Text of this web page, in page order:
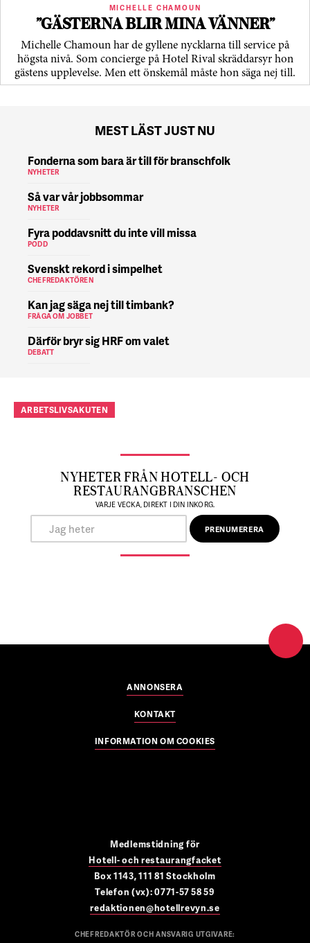
MICHELLE CHAMOUN
”GÄSTERNA BLIR MINA VÄNNER”
Michelle Chamoun har de gyllene nycklarna till service på
högsta nivå. Som concierge på Hotel Rival skräddarsyr hon
gästens upp­levelse. Men ett önskemål måste hon säga nej till.
MEST LÄST JUST NU
Fonderna som bara är till för branschfolk
NYHETER
Så var vår jobbsommar
NYHETER
Fyra poddavsnitt du inte vill missa
PODD
Svenskt rekord i simpelhet
CHEFREDAKTÖREN
Kan jag säga nej till timbank?
FRÅGA OM JOBBET
Därför bryr sig HRF om valet
DEBATT
ARBETSLIVSAKUTEN
NYHETER FRÅN HOTELL- OCH
RESTAURANGBRANSCHEN
VARJE VECKA, DIREKT I DIN INKORG.
ANNONSERA
KONTAKT
INFORMATION OM COOKIES
Medlemstidning för
Hotell- och restaurangfacket
Box 1143, 111 81 Stockholm
Telefon (vx): 0771-57 58 59
redaktionen@hotellrevyn.se
CHEFREDAKTÖR OCH ANSVARIG UTGIVARE: